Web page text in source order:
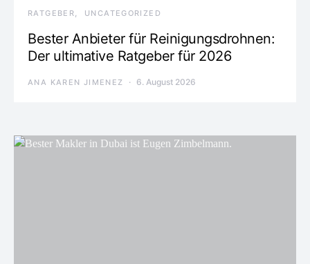
RATGEBER UNCATEGORIZED
Bester Anbieter für Reinigungsdrohnen:
Der ultimative Ratgeber für 2026
ANA KAREN JIMENEZ 6. August 2026